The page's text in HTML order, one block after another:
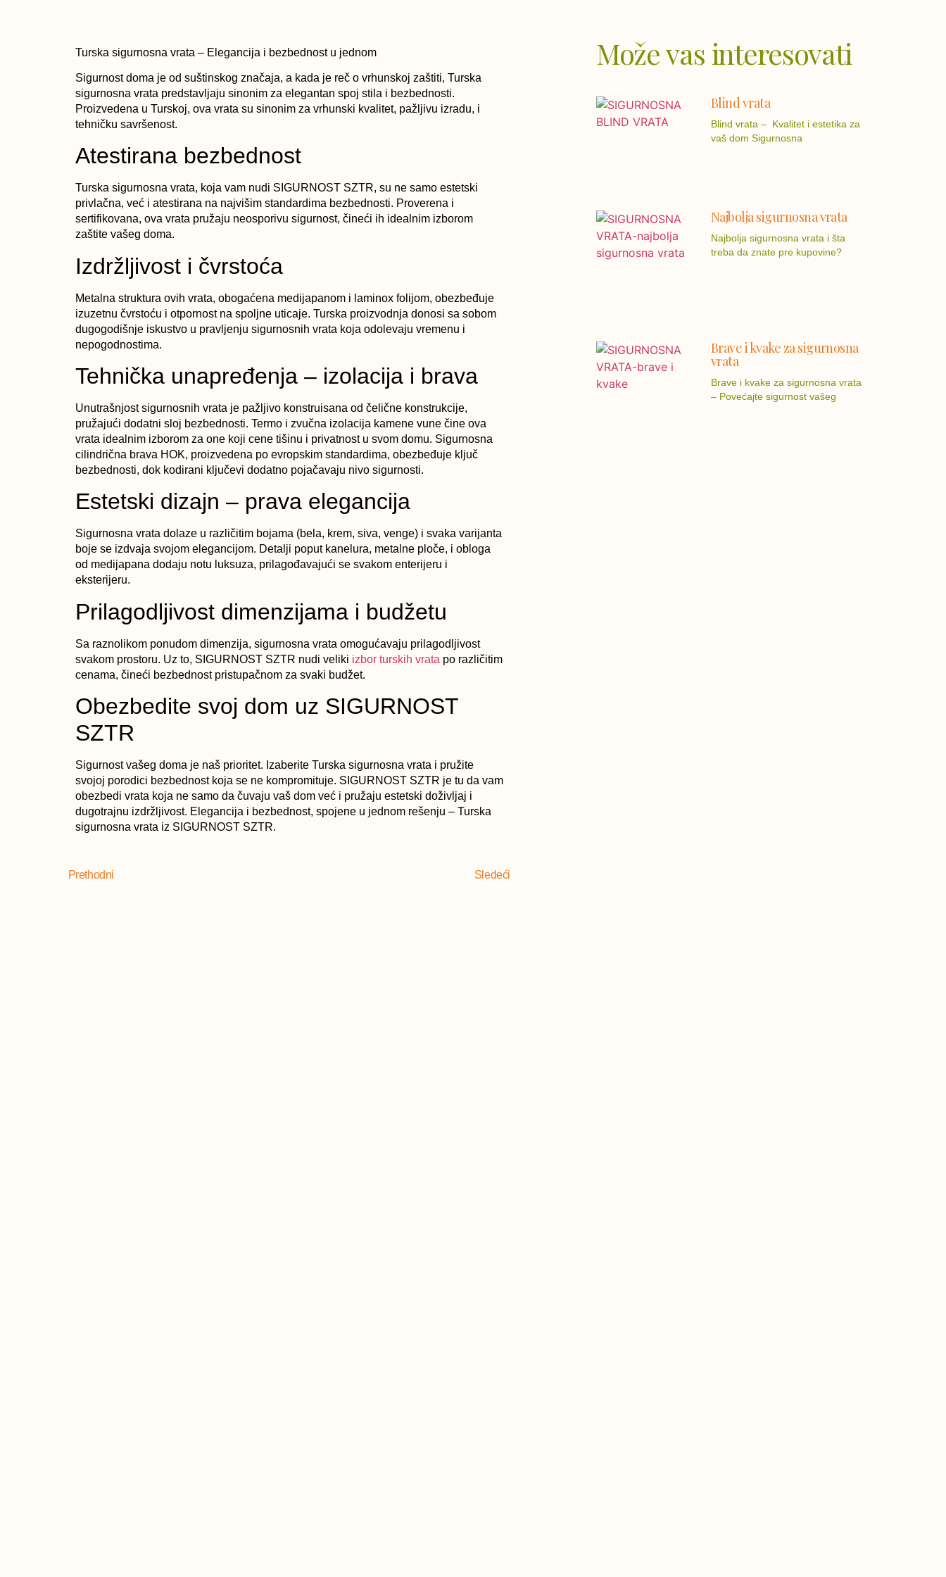
Turska sigurnosna vrata – Elegancija i bezbednost u jednom
Sigurnost doma je od suštinskog značaja, a kada je reč o vrhunskoj zaštiti, Turska
sigurnosna vrata predstavljaju sinonim za elegantan spoj stila i bezbednosti.
Proizvedena u Turskoj, ova vrata su sinonim za vrhunski kvalitet, pažljivu izradu, i
tehničku savršenost.
Atestirana bezbednost
Turska sigurnosna vrata, koja vam nudi SIGURNOST SZTR, su ne samo estetski
privlačna, već i atestirana na najvišim standardima bezbednosti. Proverena i
sertifikovana, ova vrata pružaju neosporivu sigurnost, čineći ih idealnim izborom
zaštite vašeg doma.
Izdržljivost i čvrstoća
Metalna struktura ovih vrata, obogaćena medijapanom i laminox folijom, obezbeđuje
izuzetnu čvrstoću i otpornost na spoljne uticaje. Turska proizvodnja donosi sa sobom
dugogodišnje iskustvo u pravljenju sigurnosnih vrata koja odolevaju vremenu i
nepogodnostima.
Tehnička unapređenja – izolacija i brava
Unutrašnjost sigurnosnih vrata je pažljivo konstruisana od čelične konstrukcije,
pružajući dodatni sloj bezbednosti. Termo i zvučna izolacija kamene vune čine ova
vrata idealnim izborom za one koji cene tišinu i privatnost u svom domu. Sigurnosna
cilindrična brava HOK, proizvedena po evropskim standardima, obezbeđuje ključ
bezbednosti, dok kodirani ključevi dodatno pojačavaju nivo sigurnosti.
Estetski dizajn – prava elegancija
Sigurnosna vrata dolaze u različitim bojama (bela, krem, siva, venge) i svaka varijanta
boje se izdvaja svojom elegancijom. Detalji poput kanelura, metalne ploče, i obloga
od medijapana dodaju notu luksuza, prilagođavajući se svakom enterijeru i
eksterijeru.
Prilagodljivost dimenzijama i budžetu
Sa raznolikom ponudom dimenzija, sigurnosna vrata omogućavaju prilagodljivost
svakom prostoru. Uz to, SIGURNOST SZTR nudi veliki izbor turskih vrata po različitim
cenama, čineći bezbednost pristupačnom za svaki budžet.
Obezbedite svoj dom uz SIGURNOST
SZTR
Sigurnost vašeg doma je naš prioritet. Izaberite Turska sigurnosna vrata i pružite
svojoj porodici bezbednost koja se ne kompromituje. SIGURNOST SZTR je tu da vam
obezbedi vrata koja ne samo da čuvaju vaš dom već i pružaju estetski doživljaj i
dugotrajnu izdržljivost. Elegancija i bezbednost, spojene u jednom rešenju – Turska
sigurnosna vrata iz SIGURNOST SZTR.
Prethodni Sledeći
Može vas interesovati
Blind vrata
Blind vrata – Kvalitet i estetika za
vaš dom Sigurnosna
Najbolja sigurnosna vrata
Najbolja sigurnosna vrata i šta
treba da znate pre kupovine?
Brave i kvake za sigurnosna
vrata
Brave i kvake za sigurnosna vrata
– Povećajte sigurnost vašeg